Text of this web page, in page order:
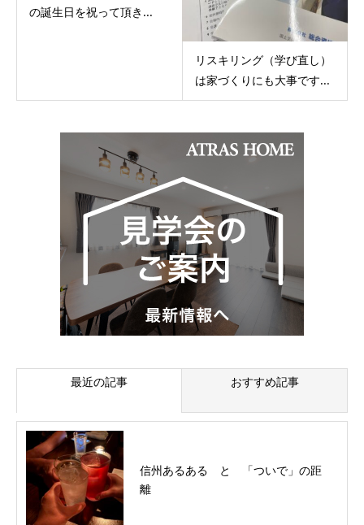
の誕生日を祝って頂き...
リスキリング（学び直し）
は家づくりにも大事です...
最近の記事 おすすめ記事
信州あるある と 「ついで」の距
離